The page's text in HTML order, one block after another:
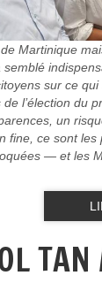
Martinique
sur ce qui
l’élection du
un
fine, ce sont les
— et les